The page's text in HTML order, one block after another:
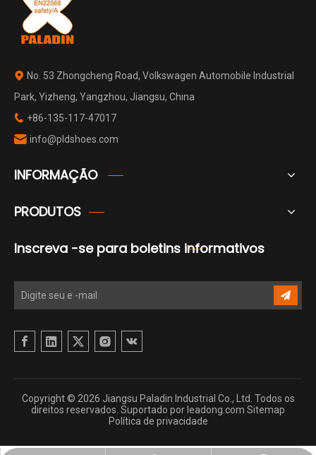
 No. 53 Zhongcheng Road, Volkswagen Automobile Industrial
Park, Yizheng, Yangzhou, Jiangsu, China
 +86-135-117-47017
 info@pldshoes.com
INFORMAÇÃO
PRODUTOS
Inscreva -se para boletins informativos
Copyright © 2026 Jiangsu Paladin Industrial Co., Ltd. Todos os
direitos reservados. Suportado por leadong.com Sitemap
Política de privacidade